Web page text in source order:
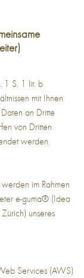
1 S. 1 lit. b
mit Ihnen
an Dritte
von Dritten
werden.
im Rahmen
e-guma® (Idea
unseres
Services (AWS)